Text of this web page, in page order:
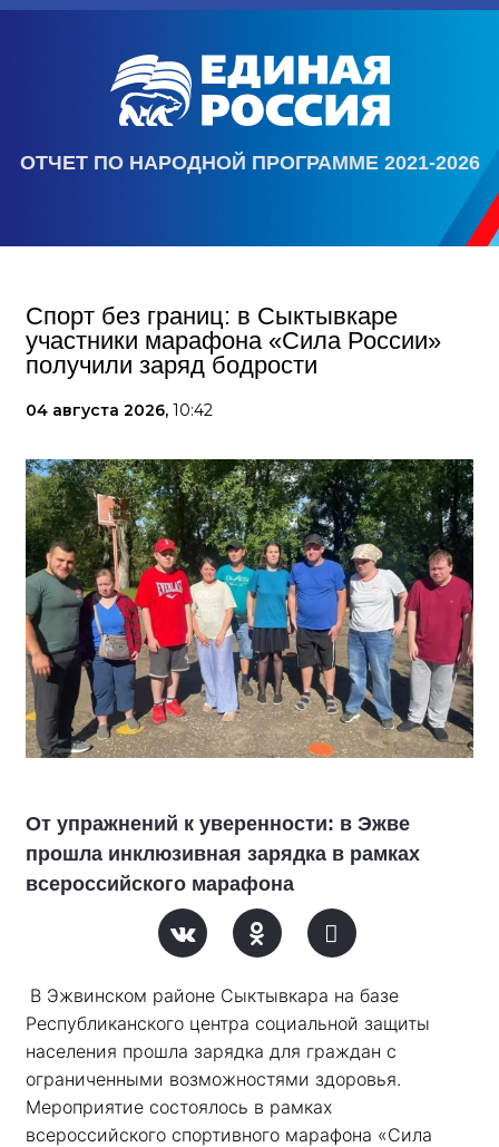
ОТЧЕТ ПО НАРОДНОЙ ПРОГРАММЕ 2021-2026
Спорт без границ: в Сыктывкаре
участники марафона «Сила России»
получили заряд бодрости
04 августа 2026, 10:42
От упражнений к уверенности: в Эжве
прошла инклюзивная зарядка в рамках
всероссийского марафона
В Эжвинском районе Сыктывкара на базе
Республиканского центра социальной защиты
населения прошла зарядка для граждан с
ограниченными возможностями здоровья.
Мероприятие состоялось в рамках
всероссийского спортивного марафона «Сила